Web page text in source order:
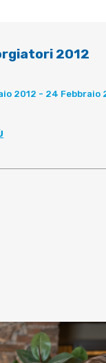
2012
2012 - 24 Febbraio